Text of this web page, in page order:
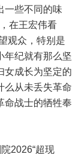
一些不同的味
在王宏伟看
观众，特别是
年纪就有那么坚
女成长为坚定的
么从未丢失革命
命战士的牺牲奉
2026“超现